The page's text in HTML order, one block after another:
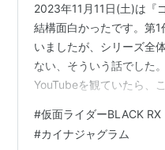
2023年11月11日(土)は『
結構面白かったです。第
いましたが、シリーズ全
ない、そういう話でした
YouTubeを観ていたら、
ンネルの動画です。仮面
てメタルヒーローのロケ
#仮面ライダーBLACK RX
#カイナジャグラム